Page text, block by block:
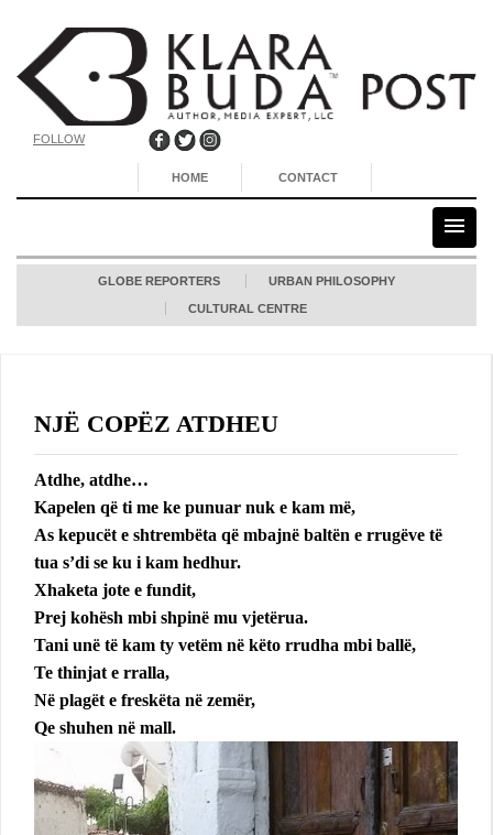
FOLLOW
HOME CONTACT
GLOBE REPORTERS URBAN PHILOSOPHY
CULTURAL CENTRE
NJË COPËZ ATDHEU
Atdhe, atdhe…
Kapelen që ti me ke punuar nuk e kam më,
As kepucët e shtrembëta që mbajnë baltën e rrugëve të
tua s’di se ku i kam hedhur.
Xhaketa jote e fundit,
Prej kohësh mbi shpinë mu vjetërua.
Tani unë të kam ty vetëm në këto rrudha mbi ballë,
Te thinjat e rralla,
Në plagët e freskëta në zemër,
Qe shuhen në mall.